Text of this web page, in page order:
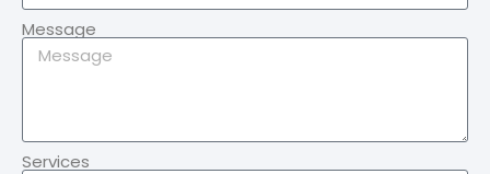
Message
Services